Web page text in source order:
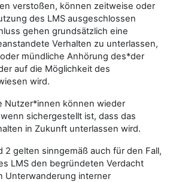
verstoßen, können zeitweise oder
des LMS ausgeschlossen
gehen grundsätzlich eine
Verhalten zu unterlassen,
mündliche Anhörung des*der
auf die Möglichkeit des
wird.
Nutzer*innen können wieder
sichergestellt ist, dass das
in Zukunft unterlassen wird.
2 gelten sinngemäß auch für den Fall,
LMS den begründeten Verdacht
Unterwanderung interner